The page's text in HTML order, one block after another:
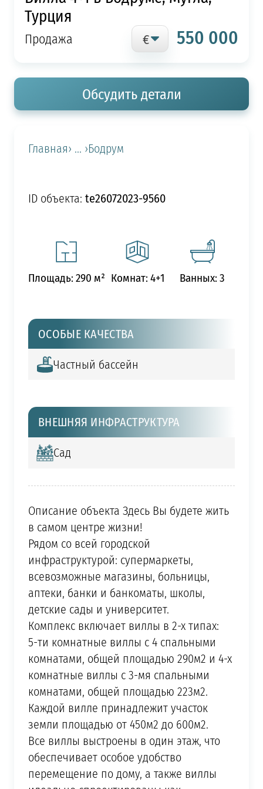
Турция
Продажа 550 000
Обсудить детали
Главная› ... ›Бодрум
ID объекта: te26072023-9560
Площадь: 290 м² Комнат: 4+1 Ванных: 3
ОСОБЫЕ КАЧЕСТВА
Частный бассейн
ВНЕШНЯЯ ИНФРАСТРУКТУРА
Сад
Описание объекта Здесь Вы будете жить
в самом центре жизни!
Рядом со всей городской
инфраструктурой: супермаркеты,
всевозможные магазины, больницы,
аптеки, банки и банкоматы, школы,
детские сады и университет.
Комплекс включает виллы в 2-х типах:
5-ти комнатные виллы с 4 спальными
комнатами, общей площадью 290м2 и 4-х
комнатные виллы с 3-мя спальными
комнатами, общей площадью 223м2.
Каждой вилле принадлежит участок
земли площадью от 450м2 до 600м2.
Все виллы выстроены в один этаж, что
обеспечивает особое удобство
перемещение по дому, а также виллы